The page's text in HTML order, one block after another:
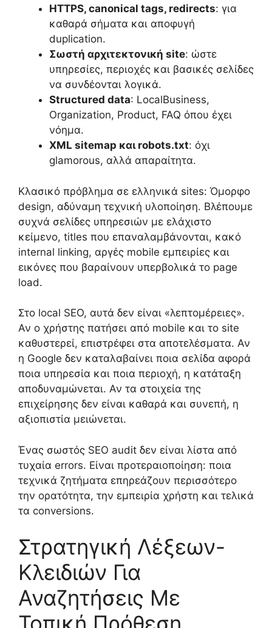
HTTPS, canonical tags, redirects: για
καθαρά σήματα και αποφυγή
duplication.
Σωστή αρχιτεκτονική site: ώστε
υπηρεσίες, περιοχές και βασικές σελίδες
να συνδέονται λογικά.
Structured data: LocalBusiness,
Organization, Product, FAQ όπου έχει
νόημα.
XML sitemap και robots.txt: όχι
glamorous, αλλά απαραίτητα.
Κλασικό πρόβλημα σε ελληνικά sites: Όμορφο
design, αδύναμη τεχνική υλοποίηση. Βλέπουμε
συχνά σελίδες υπηρεσιών με ελάχιστο
κείμενο, titles που επαναλαμβάνονται, κακό
internal linking, αργές mobile εμπειρίες και
εικόνες που βαραίνουν υπερβολικά το page
load.
Στο local SEO, αυτά δεν είναι «λεπτομέρειες».
Αν ο χρήστης πατήσει από mobile και το site
καθυστερεί, επιστρέφει στα αποτελέσματα. Αν
η Google δεν καταλαβαίνει ποια σελίδα αφορά
ποια υπηρεσία και ποια περιοχή, η κατάταξη
αποδυναμώνεται. Αν τα στοιχεία της
επιχείρησης δεν είναι καθαρά και συνεπή, η
αξιοπιστία μειώνεται.
Ένας σωστός SEO audit δεν είναι λίστα από
τυχαία errors. Είναι προτεραιοποίηση: ποια
τεχνικά ζητήματα επηρεάζουν περισσότερο
την ορατότητα, την εμπειρία χρήστη και τελικά
τα conversions.
Στρατηγική Λέξεων-
Κλειδιών Για
Αναζητήσεις Με